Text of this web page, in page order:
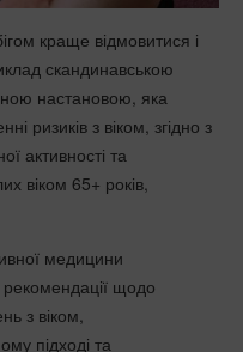
краще відмовитися і
скандинавською
настановою, яка
ризиків з віком, згідно з
активності та
віком 65+ років,
медицини
щодо
з віком,
підході та